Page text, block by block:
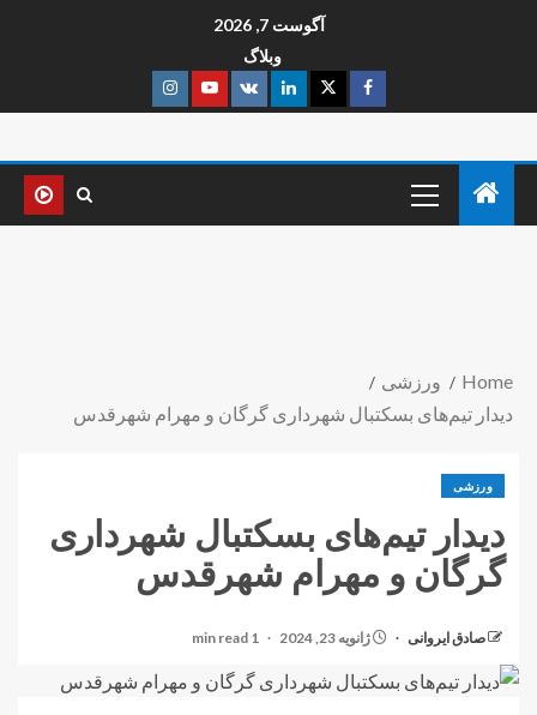
آگوست 7, 2026
وبلاگ
Home
ورزشی
دیدار تیم‌های بسکتبال شهرداری گرگان و مهرام شهرقدس
ورزشی
دیدار تیم‌های بسکتبال شهرداری
گرگان و مهرام شهرقدس
صادق ایروانی ژانویه 23, 2024 1 min read